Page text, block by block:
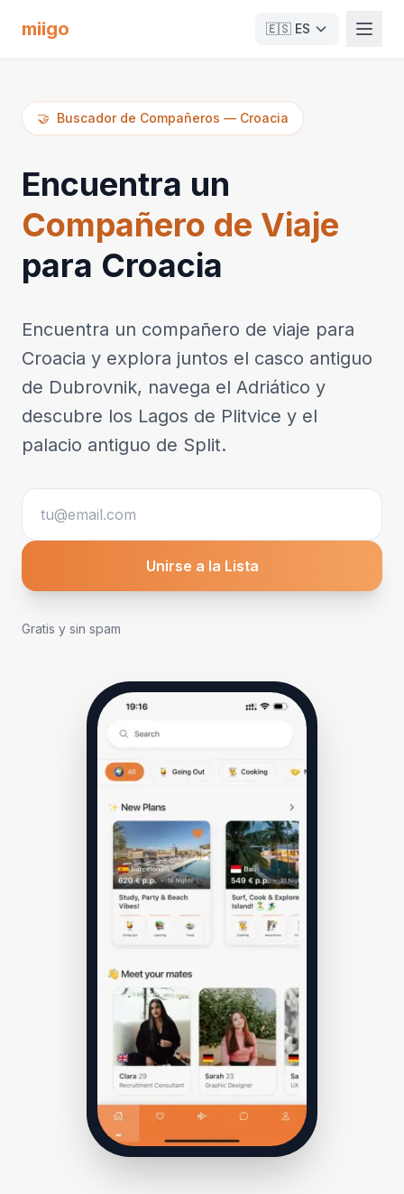
miigo 🇪🇸 ES
🤝 Buscador de Compañeros — Croacia
Encuentra un
Compañero de Viaje
para Croacia
Encuentra un compañero de viaje para
Croacia y explora juntos el casco antiguo
de Dubrovnik, navega el Adriático y
descubre los Lagos de Plitvice y el
palacio antiguo de Split.
Unirse a la Lista
Gratis y sin spam